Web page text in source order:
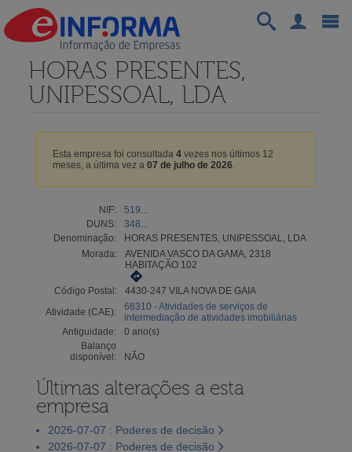
HORAS PRESENTES,
UNIPESSOAL, LDA
Esta empresa foi consultada 4vezes nos últimos 12
meses, a última vez a 07 de julho de 2026.
NIF:
519...
DUNS:
348...
Denominação:
HORAS PRESENTES, UNIPESSOAL, LDA
Morada:
AVENIDA VASCO DA GAMA, 2318
HABITAÇÃO 102
Código Postal:
4430-247 VILA NOVA DE GAIA
Atividade (CAE):
68310 - Atividades de serviços de
intermediação de atividades imobiliárias
Antiguidade:
0 ano(s)
Balanço
disponível:
NÃO
Últimas alterações a esta
empresa
2026-07-07 : Poderes de decisão
2026-07-07 : Poderes de decisão